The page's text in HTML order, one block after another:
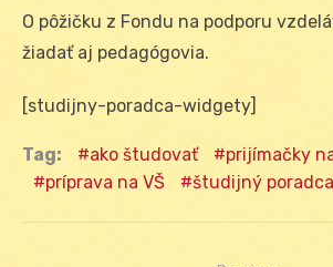
O pôžičku z Fondu na podporu
žiadať aj pedagógovia.
[studijny-poradca-widgety]
Tag: ako študovať
prijímačky
príprava na VŠ
študijný poradca